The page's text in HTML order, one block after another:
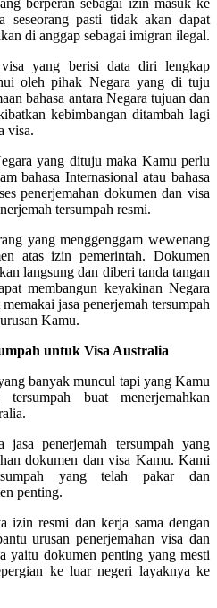
seseorang pasti tidak akan dapat
di anggap sebagai imigran ilegal.
visa yang berisi data diri lengkap
oleh pihak Negara yang di tuju
bahasa antara Negara tujuan dan
kebimbangan ditambah lagi
visa.
yang dituju maka Kamu perlu
bahasa Internasional atau bahasa
penerjemahan dokumen dan visa
tersumpah resmi.
yang menggenggam wewenang
atas izin pemerintah. Dokumen
langsung dan diberi tanda tangan
membangun keyakinan Negara
jasa penerjemah tersumpah
Kamu.
untuk Visa Australia
banyak muncul tapi yang Kamu
buat menerjemahkan
penerjemah tersumpah yang
dokumen dan visa Kamu. Kami
yang telah pakar dan
penting.
izin resmi dan kerja sama dengan
urusan penerjemahan visa dan
yaitu dokumen penting yang mesti
ke luar negeri layaknya ke